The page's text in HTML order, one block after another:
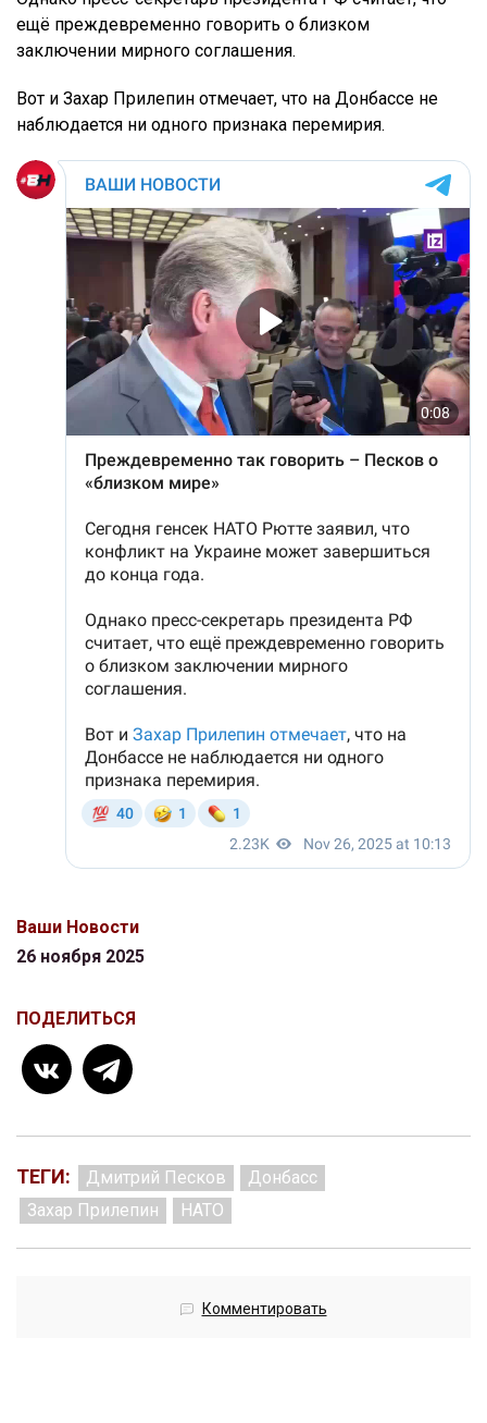
ещё преждевременно говорить о близком
заключении мирного соглашения.
Вот и Захар Прилепин отмечает, что на Донбассе не
наблюдается ни одного признака перемирия.
Ваши Новости
26 ноября 2025
ПОДЕЛИТЬСЯ
ТЕГИ: Дмитрий Песков
Донбасс
Захар Прилепин
НАТО
Комментировать